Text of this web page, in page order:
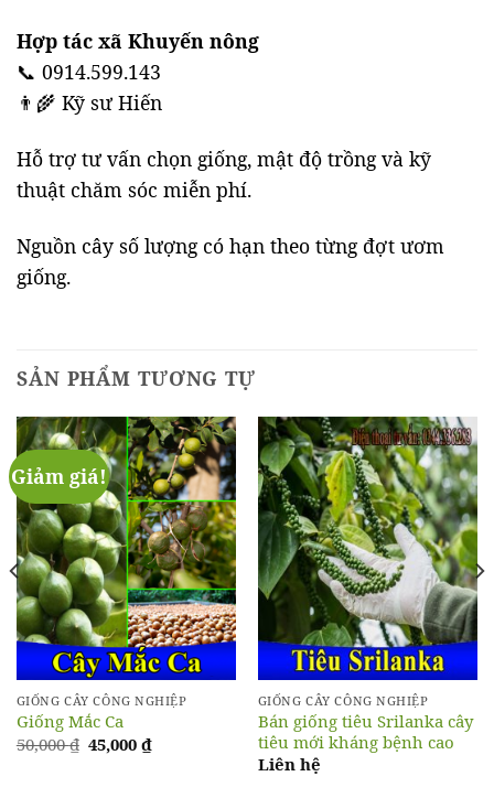
Hợp tác xã Khuyến nông
📞 0914.599.143
👨‍🌾 Kỹ sư Hiến
Hỗ trợ tư vấn chọn giống, mật độ trồng và kỹ
thuật chăm sóc miễn phí.
Nguồn cây số lượng có hạn theo từng đợt ươm
giống.
SẢN PHẨM TƯƠNG TỰ
Giảm giá!
GIỐNG CÂY CÔNG NGHIỆP
Giống Mắc Ca
50,000₫ Giá
gốc
45,000₫Giá
hiện
GIỐNG CÂY CÔNG NGHIỆP
Bán giống tiêu Srilanka cây
tiêu mới kháng bệnh cao
Liên hệ